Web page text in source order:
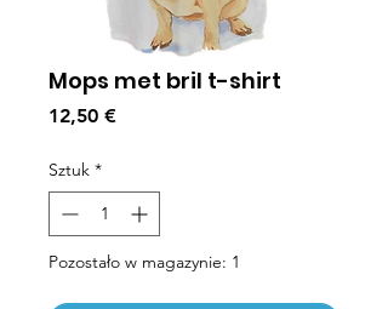
Mops met bril t-shirt
12,50 €Cena
Sztuk *
Pozostało w magazynie: 1